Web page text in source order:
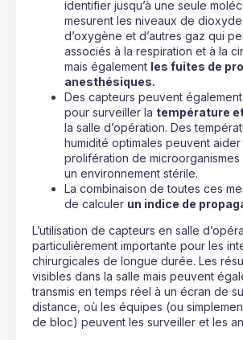
identifier jusqu’à une seule
mesurent les niveaux de
d’oxygène et d’autres gaz qui
associés à la respiration et à la
mais également les fuites de
anesthésiques.
Des capteurs peuvent
pour surveiller la température
la salle d’opération. Des
humidité optimales peuvent
prolifération de microorganismes
un environnement stérile.
La combinaison de toutes ces
de calculer un indice de
L’utilisation de capteurs en salle
particulièrement importante pour les
chirurgicales de longue durée. Les
visibles dans la salle mais peuvent
transmis en temps réel à un écran de
distance, où les équipes (ou
de bloc) peuvent les surveiller et les